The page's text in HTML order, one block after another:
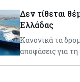
Δεν τίθεται
Ελλάδας
Κανονικά τα
αποφάσεις για